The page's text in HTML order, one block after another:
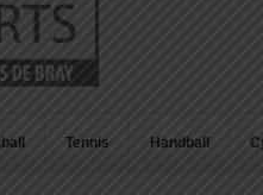
Tennis Handball